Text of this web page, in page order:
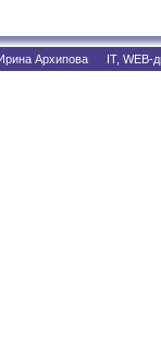
Архипова IT, WEB-